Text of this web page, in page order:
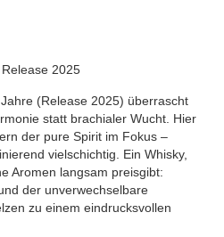
2025
(Release 2025) überrascht
statt brachialer Wucht. Hier
der pure Spirit im Fokus –
vielschichtig. Ein Whisky,
Aromen langsam preisgibt:
der unverwechselbare
zu einem eindrucksvollen